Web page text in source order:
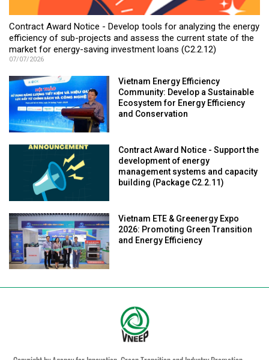
Contract Award Notice - Develop tools for analyzing the energy
efficiency of sub-projects and assess the current state of the
market for energy-saving investment loans (C2.2.12)
07/07/2026
Vietnam Energy Efficiency
Community: Develop a Sustainable
Ecosystem for Energy Efficiency
and Conservation
Contract Award Notice - Support the
development of energy
management systems and capacity
building (Package C2.2.11)
Vietnam ETE & Greenergy Expo
2026: Promoting Green Transition
and Energy Efficiency